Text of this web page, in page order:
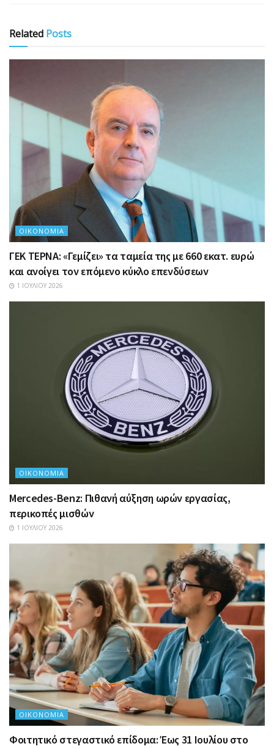
Related Posts
ΟΙΚΟΝΟΜΊΑ
ΓΕΚ ΤΕΡΝΑ: «Γεμίζει» τα ταμεία της με 660 εκατ. ευρώ
και ανοίγει τον επόμενο κύκλο επενδύσεων
1 ΙΟΥΛΊΟΥ 2026
ΟΙΚΟΝΟΜΊΑ
Mercedes-Benz: Πιθανή αύξηση ωρών εργασίας,
περικοπές μισθών
1 ΙΟΥΛΊΟΥ 2026
ΟΙΚΟΝΟΜΊΑ
Φοιτητικό στεγαστικό επίδομα: Έως 31 Ιουλίου στο